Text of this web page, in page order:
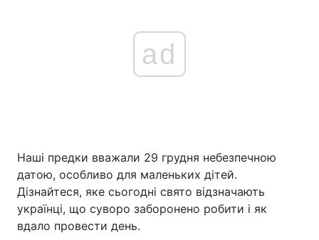
Головна Війна
Україна Політика
Економіка Світ
ad
Наші предки вважали 29 грудня небезпечною
датою, особливо для маленьких дітей.
Дізнайтеся, яке сьогодні свято відзначають
українці, що суворо заборонено робити і як
вдало провести день.